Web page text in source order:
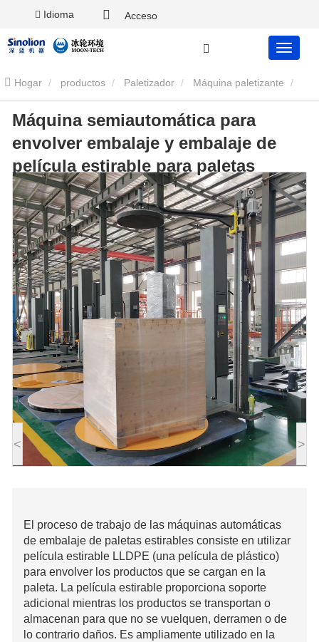
Idioma Acceso
Hogar productos Paletizador Máquina paletizante
Máquina semiautomática para envolver embalaje y embalaje de
película estirable para paletas
< >
Máquina semiautomática para
envolver embalaje y embalaje de
película estirable para paletas
El proceso de trabajo de las máquinas automáticas
de embalaje de paletas estirables consiste en utilizar
película estirable LLDPE (una película de plástico)
para envolver los productos que se cargan en la
paleta. La película estirable proporciona soporte
adicional mientras los productos se transportan o
almacenan para que no se vuelquen, derramen o de
lo contrario daños. Es ampliamente utilizado en la